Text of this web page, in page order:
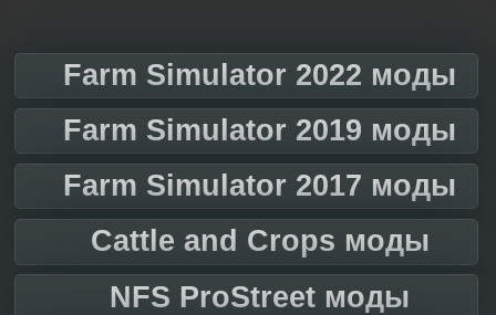
Farm Simulator 2022 моды
Farm Simulator 2019 моды
Farm Simulator 2017 моды
Cattle and Crops моды
NFS ProStreet моды